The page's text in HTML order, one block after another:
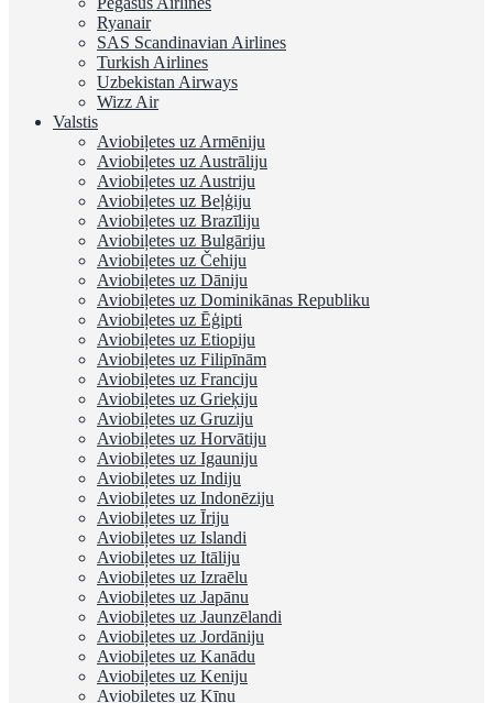
Ryanair
SAS Scandinavian Airlines
Turkish Airlines
Uzbekistan Airways
Wizz Air
Valstis
Aviobiļetes uz Armēniju
Aviobiļetes uz Austrāliju
Aviobiļetes uz Austriju
Aviobiļetes uz Beļģiju
Aviobiļetes uz Brazīliju
Aviobiļetes uz Bulgāriju
Aviobiļetes uz Čehiju
Aviobiļetes uz Dāniju
Aviobiļetes uz Dominikānas Republiku
Aviobiļetes uz Ēģipti
Aviobiļetes uz Etiopiju
Aviobiļetes uz Filipīnām
Aviobiļetes uz Franciju
Aviobiļetes uz Grieķiju
Aviobiļetes uz Gruziju
Aviobiļetes uz Horvātiju
Aviobiļetes uz Igauniju
Aviobiļetes uz Indiju
Aviobiļetes uz Indonēziju
Aviobiļetes uz Īriju
Aviobiļetes uz Islandi
Aviobiļetes uz Itāliju
Aviobiļetes uz Izraēlu
Aviobiļetes uz Japānu
Aviobiļetes uz Jaunzēlandi
Aviobiļetes uz Jordāniju
Aviobiļetes uz Kanādu
Aviobiļetes uz Keniju
Aviobiļetes uz Ķīnu